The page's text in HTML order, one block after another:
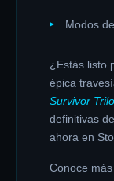
Modos
¿Estás listo
épica
Survivor
definitivas
ahora en
Conoce